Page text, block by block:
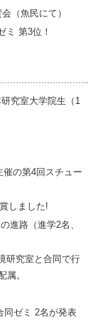
（魚民にて）
ミ 第3位！
究室大学院生（1
の第4回スチュー
ました!
進路（進学2名、
研究室と合同で行
属。
同ゼミ 2名が発表